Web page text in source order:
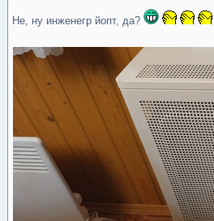
Не, ну инженегр йопт, да?